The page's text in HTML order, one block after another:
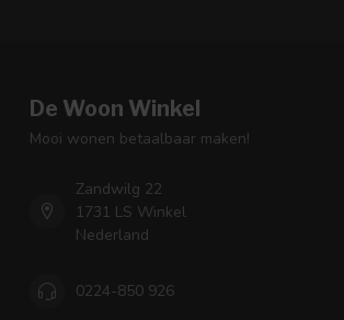
De Woon Winkel
Mooi wonen betaalbaar maken!
Zandwilg 22
1731 LS Winkel
Nederland
0224-850 926